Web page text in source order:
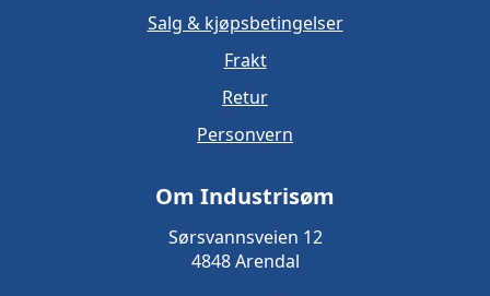
Salg & kjøpsbetingelser
Frakt
Retur
Personvern
Om Industrisøm
Sørsvannsveien 12
4848 Arendal